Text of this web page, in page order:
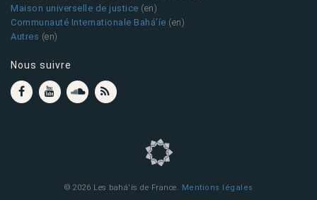
Maison universelle de justice (en)
Communauté Internationale Bahá’íe (en)
Autres (en)
Nous suivre
© 2026 Les bahá'ís de France. Mentions légales